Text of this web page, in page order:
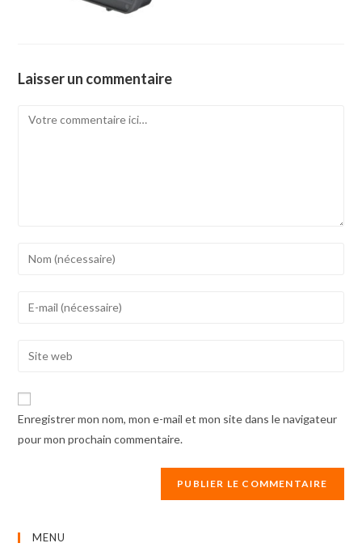
Laisser un commentaire
Comment
Enter
to
Enter
address
comment
Enter
website
URL
Enregistrer mon nom, mon e-mail et mon site dans le navigateur
pour mon prochain commentaire.
MENU